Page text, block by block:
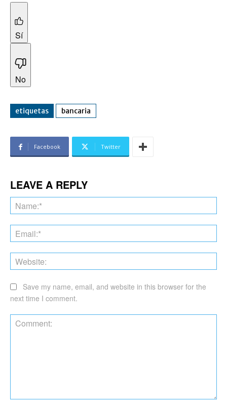
Sí
No
etiquetas bancaria
Facebook Twitter
LEAVE A REPLY
Save my name, email, and website in this browser for the
next time I comment.